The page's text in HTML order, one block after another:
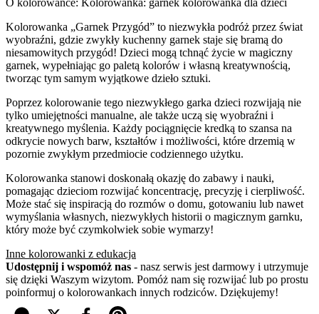
O kolorowance: Kolorowanka: garnek kolorowanka dla dzieci
Kolorowanka „Garnek Przygód” to niezwykła podróż przez świat
wyobraźni, gdzie zwykły kuchenny garnek staje się bramą do
niesamowitych przygód! Dzieci mogą tchnąć życie w magiczny
garnek, wypełniając go paletą kolorów i własną kreatywnością,
tworząc tym samym wyjątkowe dzieło sztuki.
Poprzez kolorowanie tego niezwykłego garka dzieci rozwijają nie
tylko umiejętności manualne, ale także uczą się wyobraźni i
kreatywnego myślenia. Każdy pociągnięcie kredką to szansa na
odkrycie nowych barw, kształtów i możliwości, które drzemią w
pozornie zwykłym przedmiocie codziennego użytku.
Kolorowanka stanowi doskonałą okazję do zabawy i nauki,
pomagając dzieciom rozwijać koncentrację, precyzję i cierpliwość.
Może stać się inspiracją do rozmów o domu, gotowaniu lub nawet
wymyślania własnych, niezwykłych historii o magicznym garnku,
który może być czymkolwiek sobie wymarzy!
Inne kolorowanki z edukacja
Udostępnij i wspomóż nas - nasz serwis jest darmowy i utrzymuje
się dzięki Waszym wizytom. Pomóż nam się rozwijać lub po prostu
poinformuj o kolorowankach innych rodziców. Dziękujemy!